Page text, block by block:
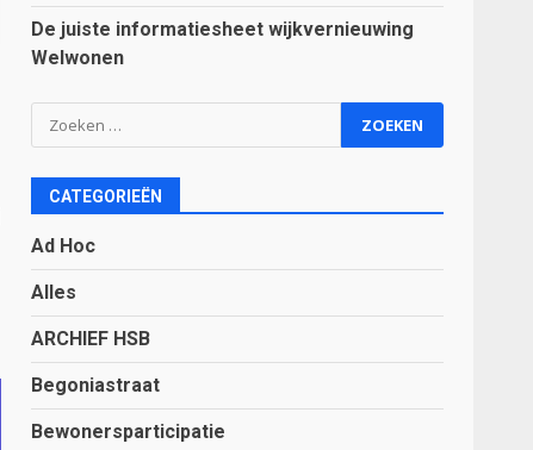
De juiste informatiesheet wijkvernieuwing
Welwonen
Zoeken
naar:
CATEGORIEËN
Ad Hoc
Alles
ARCHIEF HSB
Begoniastraat
Bewonersparticipatie